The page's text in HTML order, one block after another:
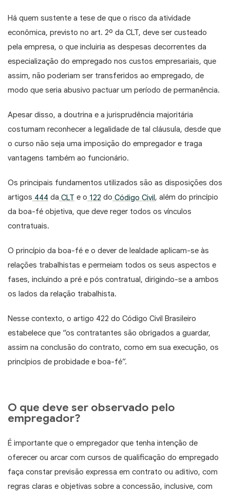
Há quem sustente a tese de que o risco da atividade
econômica, previsto no art. 2º da CLT, deve ser custeado
pela empresa, o que incluiria as despesas decorrentes da
especialização do empregado nos custos empresariais, que
assim, não poderiam ser transferidos ao empregado, de
modo que seria abusivo pactuar um período de permanência.
Apesar disso, a doutrina e a jurisprudência majoritária
costumam reconhecer a legalidade de tal cláusula, desde que
o curso não seja uma imposição do empregador e traga
vantagens também ao funcionário.
Os principais fundamentos utilizados são as disposições dos
artigos 444 da CLT e o 122 do Código Civil, além do princípio
da boa-fé objetiva, que deve reger todos os vínculos
contratuais.
O princípio da boa-fé e o dever de lealdade aplicam-se às
relações trabalhistas e permeiam todos os seus aspectos e
fases, incluindo a pré e pós contratual, dirigindo-se a ambos
os lados da relação trabalhista.
Nesse contexto, o artigo 422 do Código Civil Brasileiro
estabelece que “os contratantes são obrigados a guardar,
assim na conclusão do contrato, como em sua execução, os
princípios de probidade e boa-fé”.
O que deve ser observado pelo
empregador?
É importante que o empregador que tenha intenção de
oferecer ou arcar com cursos de qualificação do empregado
faça constar previsão expressa em contrato ou aditivo, com
regras claras e objetivas sobre a concessão, inclusive, com